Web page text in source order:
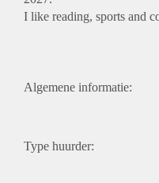
I like reading, sports and
Algemene informatie:
Type huurder: